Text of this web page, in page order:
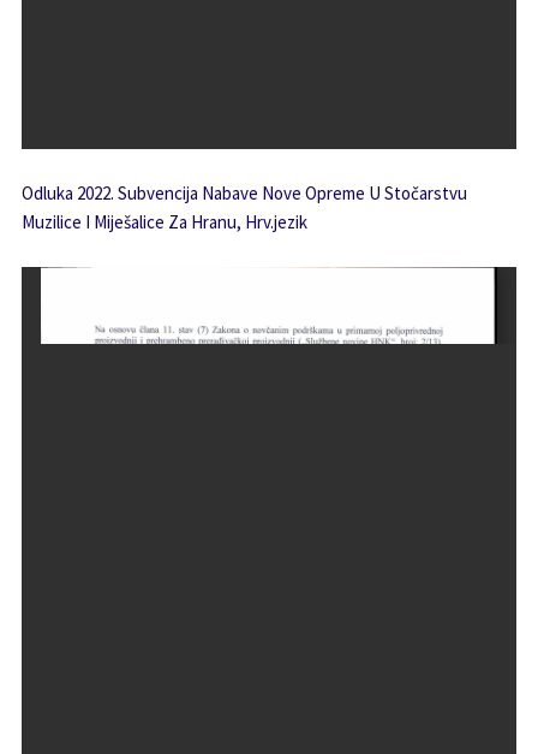
Odluka 2022. Subvencija Nabave Nove Opreme U Stočarstvu
Muzilice I Miješalice Za Hranu, Hrv.jezik